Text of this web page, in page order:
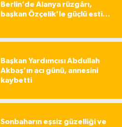
Berlin’de Alanya rüzgârı,
başkan Özçelik’le güçlü esti…
Başkan Yardımcısı Abdullah
Akbaş’ın acı günü, annesini
kaybetti
Sonbaharın eşsiz güzelliği ve